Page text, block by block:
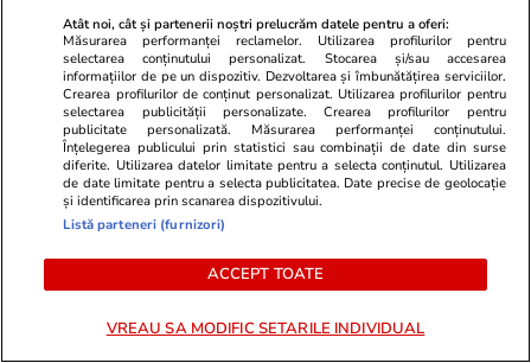
VEZI TOATE COMENTARIILE (24)
Comentează
Loghează-te în contul tăupentru a adăuga
comentarii și a te alătura dialogului.
Atât noi, cât și partenerii noștri prelucrăm datele pentru a oferi:
Măsurarea performanței reclamelor. Utilizarea profilurilor pentru
selectarea conținutului personalizat. Stocarea și/sau accesarea
informațiilor de pe un dispozitiv. Dezvoltarea și îmbunătățirea serviciilor.
Crearea profilurilor de conținut personalizat. Utilizarea profilurilor pentru
selectarea publicității personalizate. Crearea profilurilor pentru
publicitate personalizată. Măsurarea performanței conținutului.
Înțelegerea publicului prin statistici sau combinații de date din surse
diferite. Utilizarea datelor limitate pentru a selecta conținutul. Utilizarea
de date limitate pentru a selecta publicitatea. Date precise de geolocație
și identificarea prin scanarea dispozitivului.
Listă parteneri (furnizori)
ACCEPT TOATE
VREAU SA MODIFIC SETARILE INDIVIDUAL